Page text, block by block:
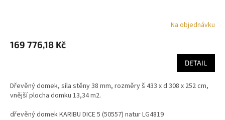
Na objednávku
169 776,18 Kč
DETAIL
Dřevěný domek, síla stěny 38 mm, rozměry š 433 x d 308 x 252 cm,
vnější plocha domku 13,34 m2.
dřevěný domek KARIBU DICE 5 (50557) natur LG4819